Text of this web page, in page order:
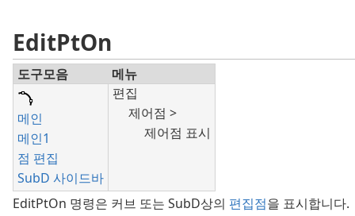
EditPtOn
도구모음 메뉴
메인
메인1
점 편집
SubD 사이드바
편집
제어점 >
제어점 표시
EditPtOn 명령은 커브 또는 SubD상의 편집점을 표시합니다.